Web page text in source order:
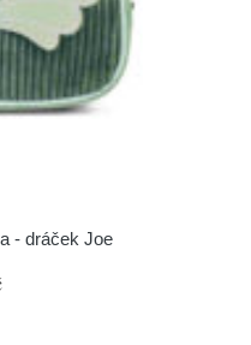
- dráček Joe